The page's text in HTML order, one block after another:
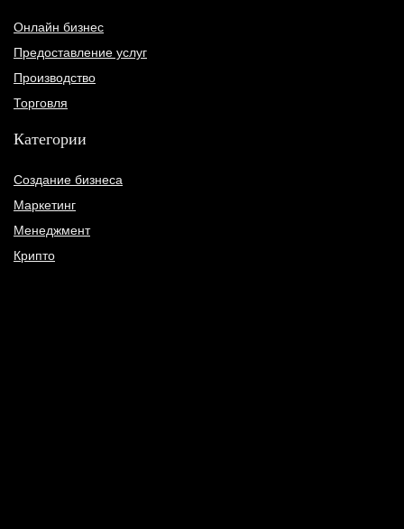
Онлайн бизнес
Предоставление услуг
Производство
Торговля
Категории
Создание бизнеса
Маркетинг
Менеджмент
Крипто